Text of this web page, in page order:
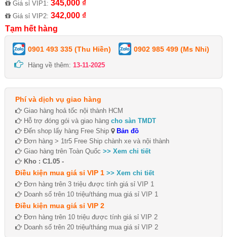
Giá sỉ VIP1: 345,000 ₫
Giá sỉ VIP2: 342,000 ₫
Tạm hết hàng
0901 493 335 (Thu Hiền) 0902 985 499 (Ms Nhi)
Hàng về thêm: 13-11-2025
Phí và dịch vụ giao hàng
Giao hàng hoả tốc nội thành HCM
Hỗ trợ đóng gói và giao hàng cho sàn TMDT
Đến shop lấy hàng Free Ship
Bản đồ
Đơn hàng > 1tr5 Free Ship chành xe và nội thành
Giao hàng trên Toàn Quốc >> Xem chi tiết
Kho : C1.05 -
Điều kiện mua giá sỉ VIP 1 >> Xem chi tiết
Đơn hàng trên 3 triệu được tính giá sỉ VIP 1
Doanh số trên 10 triệu/tháng mua giá sỉ VIP 1
Điều kiện mua giá sỉ VIP 2
Đơn hàng trên 10 triệu được tính giá sỉ VIP 2
Doanh số trên 20 triệu/tháng mua giá sỉ VIP 2